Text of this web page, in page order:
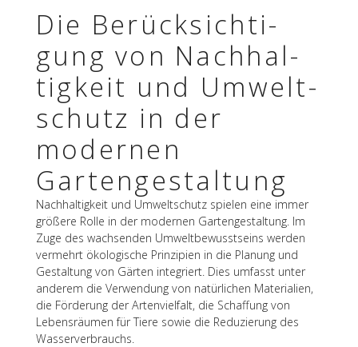
Die Berück­sich­ti­
gung von Nach­hal­
tig­keit und Umwelt­
schutz in der
moder­nen
Gartengestaltung
Nach­hal­tig­keit und Umwelt­schutz spie­len eine immer
größere Rolle in der moder­nen Garten­ge­stal­tung. Im
Zuge des wach­sen­den Umwelt­be­wusst­seins werden
vermehrt ökolo­gi­sche Prin­zi­pien in die Planung und
Gestal­tung von Gärten inte­griert. Dies umfasst unter
ande­rem die Verwen­dung von natür­li­chen Mate­ria­lien,
die Förde­rung der Arten­viel­falt, die Schaf­fung von
Lebens­räu­men für Tiere sowie die Redu­zie­rung des
Wasserverbrauchs.